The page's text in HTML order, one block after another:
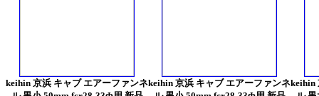
keihin 京浜 キャブ エアーファンネkeihin 京浜 キャブ エアーファンネkeihin